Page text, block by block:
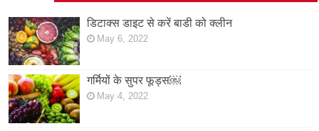
डिटाक्स डाइट से करें बाडी को क्लीन
May 6, 2022
गर्मियों के सुपर फूड्स￼
May 4, 2022